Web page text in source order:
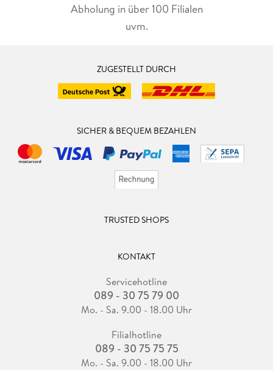
Abholung in über 100 Filialen
uvm.
ZUGESTELLT DURCH
SICHER & BEQUEM BEZAHLEN
TRUSTED SHOPS
KONTAKT
Servicehotline
089 - 30 75 79 00
Mo. - Sa. 9.00 - 18.00 Uhr
Filialhotline
089 - 30 75 75 75
Mo. - Sa. 9.00 - 18.00 Uhr